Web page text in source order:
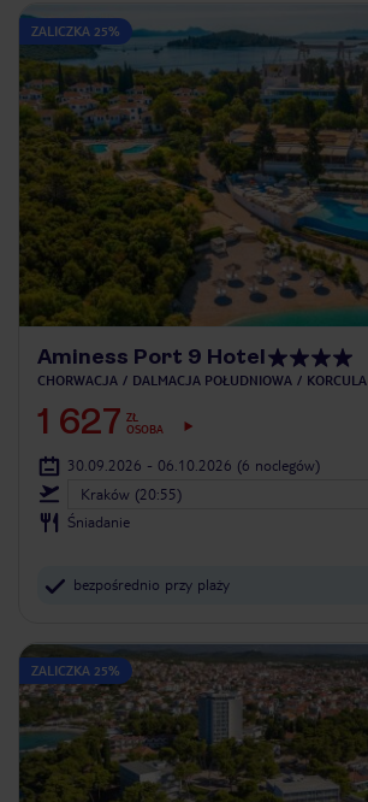
ZALICZKA 25%
Aminess Port 9 Hotel
CHORWACJA DALMACJA POŁUDNIOWA KORCULA
1 627 ZŁ
OSOBA
30.09.2026 - 06.10.2026 (6 noclegów)
Kraków (20:55)
Śniadanie
bezpośrednio przy plaży
ZALICZKA 25%